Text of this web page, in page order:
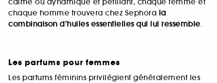
calme ou dynamique et pétillant, chaque femme et
chaque homme trouvera chez Sephora la
combinaison d’huiles essentielles qui lui ressemble.
Les parfums pour femmes
Les parfums féminins privilégient généralement les